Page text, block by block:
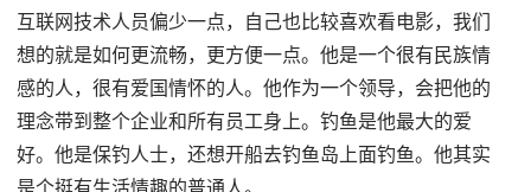
互联网技术人员偏少一点，自己也比较喜欢看电影，我们
想的就是如何更流畅，更方便一点。他是一个很有民族情
感的人，很有爱国情怀的人。他作为一个领导，会把他的
理念带到整个企业和所有员工身上。钓鱼是他最大的爱
好。他是保钓人士，还想开船去钓鱼岛上面钓鱼。他其实
是个挺有生活情趣的普通人。